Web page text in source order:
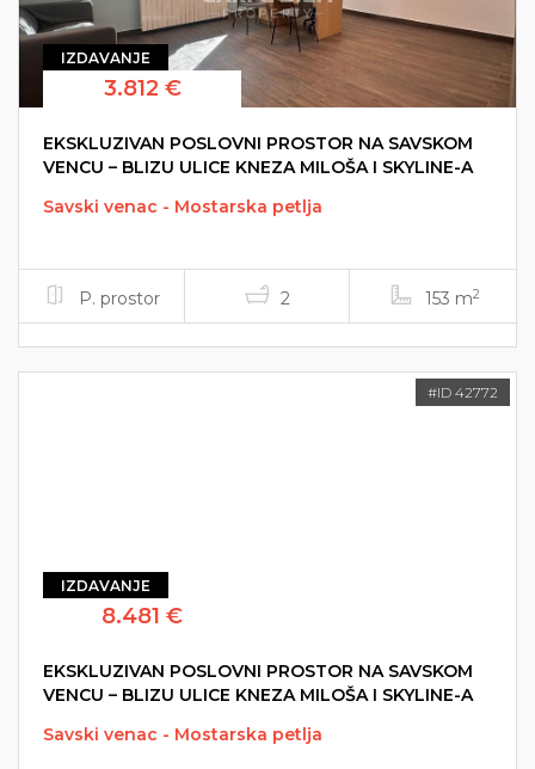
IZDAVANJE
3.812 €
EKSKLUZIVAN POSLOVNI PROSTOR NA SAVSKOM
VENCU – BLIZU ULICE KNEZA MILOŠA I SKYLINE-A
Savski venac - Mostarska petlja
P. prostor 2 153 m2
#ID 42772
IZDAVANJE
8.481 €
EKSKLUZIVAN POSLOVNI PROSTOR NA SAVSKOM
VENCU – BLIZU ULICE KNEZA MILOŠA I SKYLINE-A
Savski venac - Mostarska petlja